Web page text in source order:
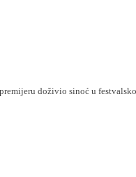
doživio sinoć u